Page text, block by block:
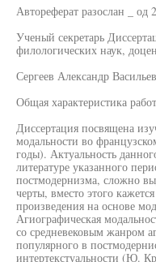
Автореферат разослан _ од
Ученый секретарь
филологических наук,
Сергеев Александр
Общая характеристика
Диссертация посвящена
модальности во
годы). Актуальность
литературе указанного
постмодернизма, сложно
черты, вместо этого
произведения на основе
Агиографическая
со средневековым жанром
популярного в
интертекстуальности (Ю.